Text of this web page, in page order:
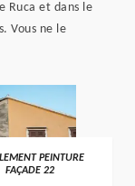
Ruca et dans le
Vous ne le
PEINTURE
FAÇADE 22